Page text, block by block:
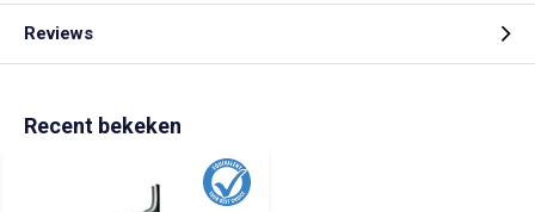
Reviews
Recent bekeken